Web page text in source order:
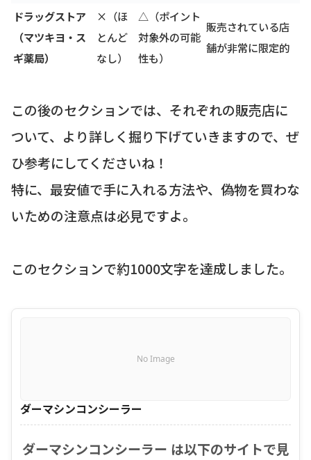
ドラッグストア
（マツキヨ・ス
ギ薬局）
×（ほ
とんど
なし）
△（ポイント
対象外の可能
性も）
販売されている店
舗が非常に限定的
この後のセクションでは、それぞれの販売店に
ついて、より詳しく掘り下げていきますので、ぜ
ひ参考にしてくださいね！
特に、最安値で手に入れる方法や、偽物を買わな
いための注意点は必見ですよ。
このセクションで約1000文字を達成しました。
No Image
ダーマシンコンシーラー
ダーマシンコンシーラー は以下のサイトで見